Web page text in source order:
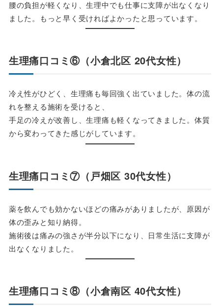
腰の負担が軽くなり、生理中でも仕事に支障が出なくなり
ました。もっと早く受ければよかったと思っています。
生理痛口コミ⑥（小倉北区 20代女性）
冷え性がひどく、生理痛も毎回強く出ていました。体の流
れを整える施術を受けると、
手足の冷えが改善し、生理痛も軽くなってきました。体質
から変わってきた感じがしています。
生理痛口コミ⑦（戸畑区 30代女性）
薬を飲んでも効かないほどの痛みがありましたが、原因が
体の歪みと知り納得。
施術後は痛みの強さが半分以下になり、日常生活に支障が
出なくなりました。
生理痛口コミ⑧（小倉南区 40代女性）